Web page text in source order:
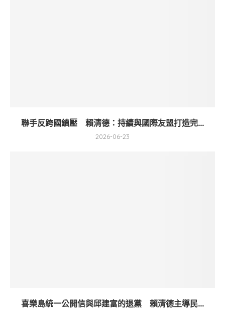
聯手反跨國鎮壓 賴清德：持續與國際友盟打造完...
2026-06-23
喜樂島統一公開信與邱建富的退黨 賴清德主導民...